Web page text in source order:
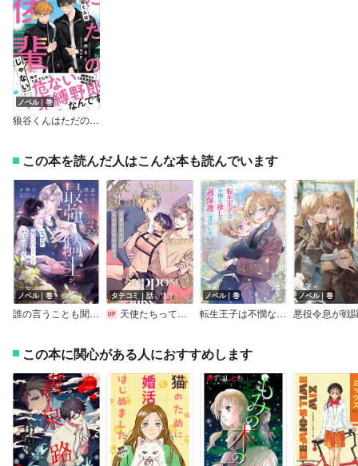
ノベル｜巻
狼谷くんはただの後輩じゃない【電子限定SS付き】
この本を読んだ人はこんな本も読んでいます
ノベル｜巻
誰の言うことも聞かない最強騎士が、なぜか俺の言うことだけは聞く。＜電子限定かきおろし付＞【イラスト入り】
タテコミ｜話
天使たちって、こんなんで大丈夫？【フルカラー】
ノベル｜巻
転生王子は不憫な推しを過保護に甘やかす
ノベル｜巻
この本に関心がある人におすすめします